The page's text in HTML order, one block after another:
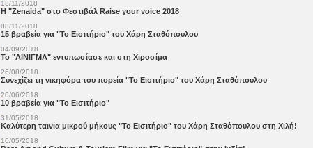
13/11/2018
Η "Zenaida" στο Φεστιβάλ Raise your voice 2018
08/11/2018
15 βραβεία για "Το Εισιτήριο" του Χάρη Σταθόπουλου
04/09/2018
Το "ΑΙΝΙΓΜΑ" εντυπωσίασε και στη Χιροσίμα
26/08/2018
Συνεχίζει τη νικηφόρα του πορεία "Το Εισιτήριο" του Χάρη Σταθόπουλου
26/06/2018
10 βραβεία για "Το Εισιτήριο"
31/05/2018
Καλύτερη ταινία μικρού μήκους "Το Εισιτήριο" του Χάρη Σταθόπουλου στη Χιλή!
10/05/2018